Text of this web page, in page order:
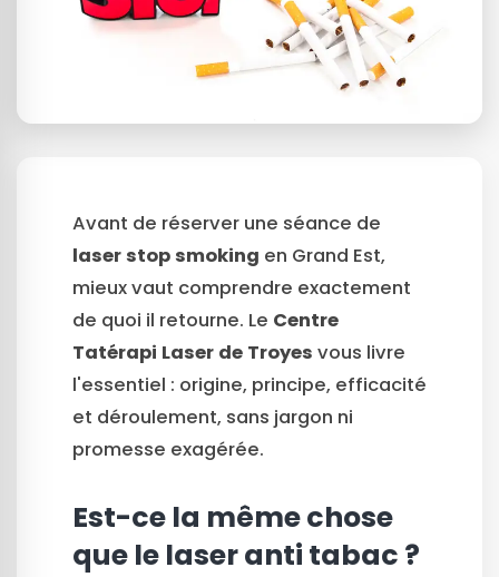
Avant de réserver une séance de
laser stop smoking en Grand Est,
mieux vaut comprendre exactement
de quoi il retourne. Le Centre
Tatérapi Laser de Troyes vous livre
l'essentiel : origine, principe, efficacité
et déroulement, sans jargon ni
promesse exagérée.
Est-ce la même chose
que le laser anti tabac ?